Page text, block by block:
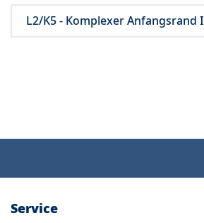
L2/K5 - Komplexer Anfangsrand I
Service